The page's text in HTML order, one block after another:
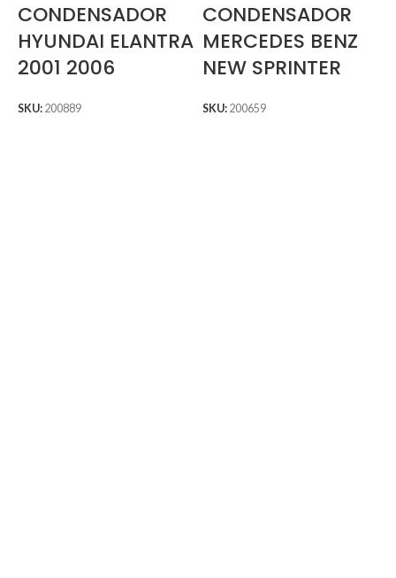
CONDENSADOR
HYUNDAI ELANTRA
2001 2006
SKU: 200889
CONDENSADOR
MERCEDES BENZ
NEW SPRINTER
SKU: 200659